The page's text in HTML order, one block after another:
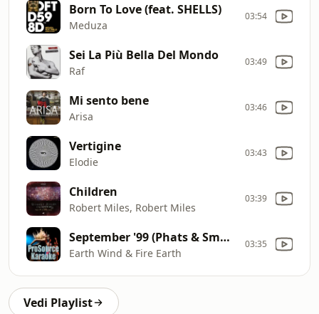
Born To Love (feat. SHELLS)
Meduza
03:54
Sei La Più Bella Del Mondo
Raf
03:49
Mi sento bene
Arisa
03:46
Vertigine
Elodie
03:43
Children
Robert Miles, Robert Miles
03:39
September '99 (Phats & Small Remix)
Earth Wind & Fire Earth
03:35
Vedi Playlist